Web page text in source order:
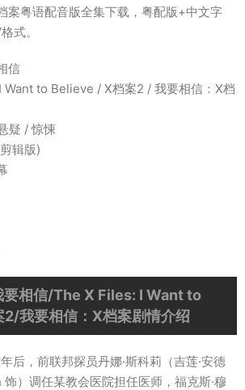
案粤语配音版全集下载，粤配版+中文字
式。
信
to Believe / X档案2 / 我要相信：X档
疑 / 惊悚
辑版)
要相信/The X Files: I Want to
我要相信：X档案剧情介绍
后，前联邦探员丹娜·斯科莉（吉莲·安德
）调任某教会医院担任医师，福克斯·穆